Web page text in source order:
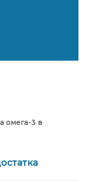
омега-3 в